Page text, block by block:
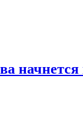
начнется